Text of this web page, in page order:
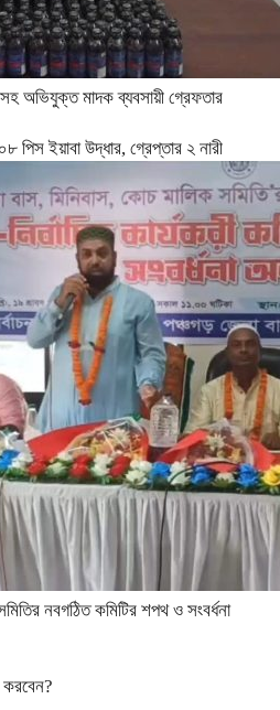
অভিযুক্ত মাদক ব্যবসায়ী গ্রেফতার
পিস ইয়াবা উদ্ধার, গ্রেপ্তার ২ নারী
নবগঠিত কমিটির শপথ ও সংবর্ধনা
করবেন?